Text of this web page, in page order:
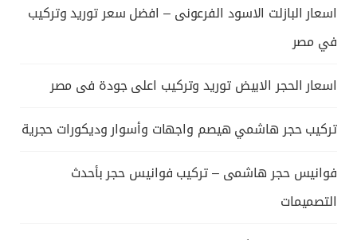
اسعار البازلت الاسود الفرعونى – افضل سعر توريد وتركيب
في مصر
اسعار الحجر الابيض توريد وتركيب اعلى جودة فى مصر
تركيب حجر هاشمي هيصم واجهات وأسوار وديكورات حجرية
فوانيس حجر هاشمى – تركيب فوانيس حجر بأحدث
التصميمات